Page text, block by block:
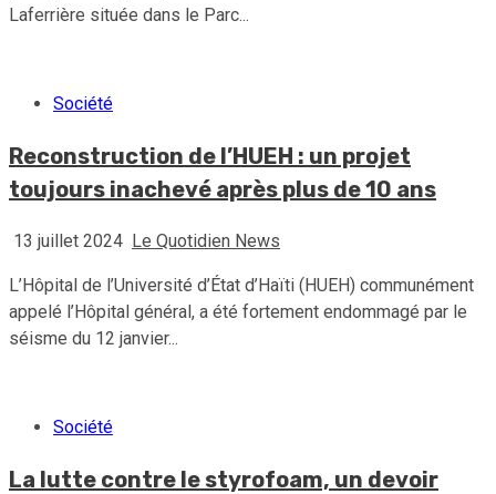
Laferrière située dans le Parc...
Société
Reconstruction de l’HUEH : un projet
toujours inachevé après plus de 10 ans
13 juillet 2024 Le Quotidien News
L’Hôpital de l’Université d’État d’Haïti (HUEH) communément
appelé l’Hôpital général, a été fortement endommagé par le
séisme du 12 janvier...
Société
La lutte contre le styrofoam, un devoir